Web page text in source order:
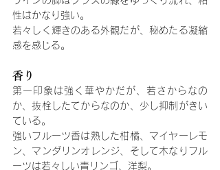
性はかなり強い。
若々しく輝きのある外観だが、秘めたる凝縮
感を感じる。
香り
第一印象は強く華やかだが、若さからなの
か、抜栓したてからなのか、少し抑制がきい
ている。
強いフルーツ香は熟した柑橘、マイヤーレモ
ン、マンダリンオレンジ、そして木なりフル
ーツは若々しい青リンゴ、洋梨。